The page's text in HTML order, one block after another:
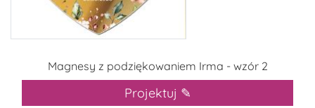
Magnesy z podziękowaniem Irma - wzór 2
Projektuj ✎